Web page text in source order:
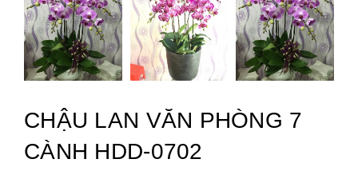
CHẬU LAN VĂN PHÒNG 7
CÀNH HDD-0702